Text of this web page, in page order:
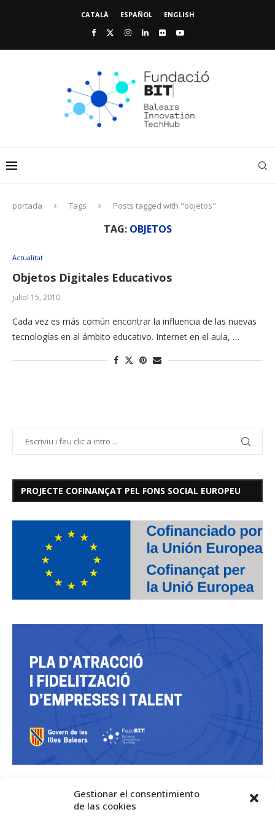
Gestionar el consentimiento
de las cookies
CATALÀ ESPAÑOL ENGLISH
portada Tags Posts tagged with "objetos"
TAG: OBJETOS
Actualitat
Objetos Digitales Educativos
juliol 15, 2010
Cada vez es más común encontrar la influencia de las nuevas
tecnologías en al ámbito educativo. Internet en el aula, …
PROJECTE COFINANÇAT PEL FONS SOCIAL EUROPEU